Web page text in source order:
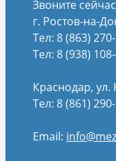
Звоните
г. Ростов-на-
Тел: 8 (863)
Тел: 8 (938)
Краснодар, ул.
Тел: 8 (861)
Email: